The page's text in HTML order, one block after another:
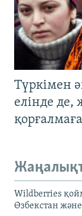
Түркімен
елінде де,
Wildberries
Өзбекстан